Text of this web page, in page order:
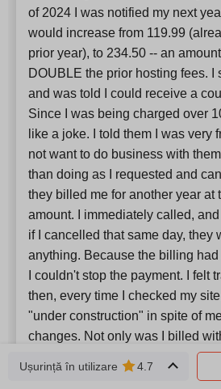
of 2024 I was notified my next
would increase from 119.99
prior year), to 234.50 -- an
DOUBLE the prior hosting fees. I
and was told I could receive a
Since I was being charged over
like a joke. I told them I was very
not want to do business with
than doing as I requested and
they billed me for another year at
amount. I immediately called,
if I cancelled that same day, they
anything. Because the billing
I couldn't stop the payment. I felt
then, every time I checked my
"under construction" in spite of
changes. Not only was I billed
but I didn't receive the services I
BEWARE THIS COMPANY!
Ușurință în utilizare 4.7